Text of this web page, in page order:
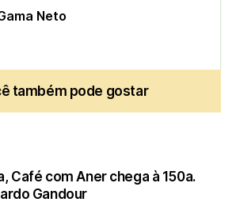
Neto
também pode gostar
Café com Aner chega à 150a.
Gandour